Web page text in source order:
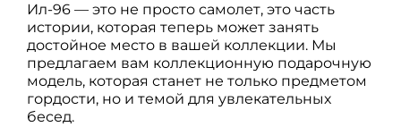
Ил-96 — это не просто самолет, это часть
истории, которая теперь может занять
достойное место в вашей коллекции. Мы
предлагаем вам коллекционную подарочную
модель, которая станет не только предметом
гордости, но и темой для увлекательных
бесед.